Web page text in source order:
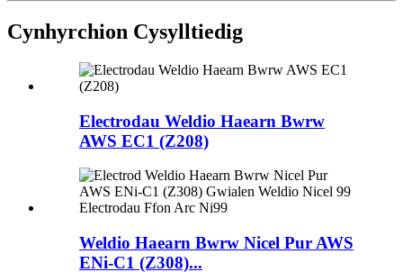
Cynhyrchion Cysylltiedig
Electrodau Weldio Haearn Bwrw
AWS EC1 (Z208)
Weldio Haearn Bwrw Nicel Pur AWS
ENi-C1 (Z308)...